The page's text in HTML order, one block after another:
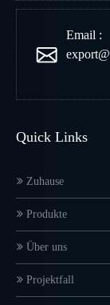
Email :
Quick Links
Zuhause
Produkte
Über uns
Projektfall